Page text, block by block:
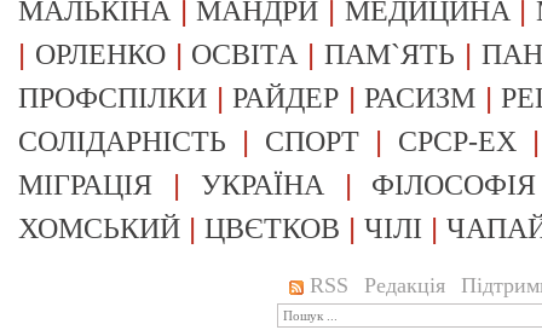
МАЛЬКІНА |МАНДРИ | МЕДИЦИНА |
| ОРЛЕНКО| ОСВІТА |ПАМ`ЯТЬ |
ПРОФСПІЛКИ |РАЙДЕР |РАСИЗМ |
СОЛІДАРНІСТЬ | СПОРТ | СРСР-EX
МІГРАЦІЯ | УКРАЇНА | ФІЛОСОФІЯ
ХОМСЬКИЙ | ЦВЄТКОВ | ЧІЛІ |
RSS Редакція